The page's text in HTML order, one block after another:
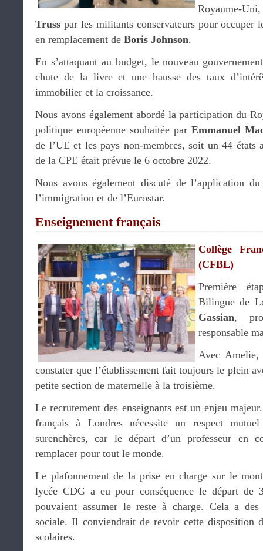
Royaume-
Truss par les militants conservateurs pour occuper
en remplacement de Boris Johnson.
En s’attaquant au budget, le nouveau
chute de la livre et une hausse des taux
immobilier et la croissance.
Nous avons également abordé la participation du
politique européenne souhaitée par Emmanuel
de l’UE et les pays non-membres, soit un 44 états
de la CPE était prévue le 6 octobre 2022.
Nous avons également discuté de l’application
l’immigration et de l’Eurostar.
Enseignement français
Collège
(CFBL)
Première
Bilingue de
Gassian,
responsable
Avec Amelie,
constater que l’établissement fait toujours le plein
petite section de maternelle à la troisième.
Le recrutement des enseignants est un enjeu
français à Londres nécessite un respect
surenchères, car le départ d’un professeur en
remplacer pour tout le monde.
Le plafonnement de la prise en charge sur le
lycée CDG a eu pour conséquence le départ de
pouvaient assumer le reste à charge. Cela a
sociale. Il conviendrait de revoir cette disposition
scolaires.